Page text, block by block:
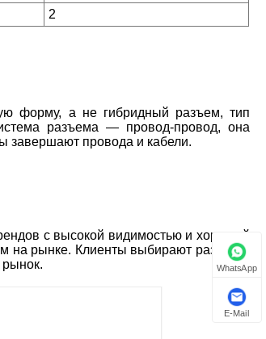
2
форму, а не гибридный разъем, тип
разъема — провод-провод, она
завершают провода и кабели.
с высокой видимостью и хорошей
на рынке. Клиенты выбирают разъемы
рынок.
WhatsApp
E-Mail